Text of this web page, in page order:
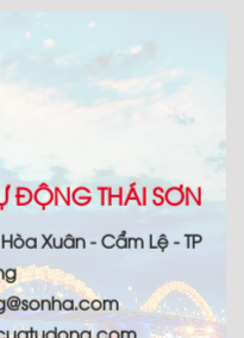
ĐỘNG THÁI SƠN
Xuân - Cẩm Lệ - TP